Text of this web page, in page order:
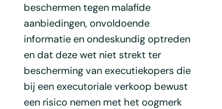
beschermen tegen malafide
aanbiedingen, onvoldoende
informatie en ondeskundig optreden
en dat deze wet niet strekt ter
bescherming van executiekopers die
bij een executoriale verkoop bewust
een risico nemen met het oogmerk